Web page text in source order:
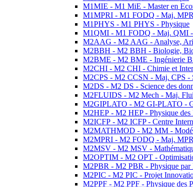
M1MIE - M1 MiE - Master en
M1MPRI - M1 FODQ - Maj.
M1PHYS - M1 PHYS - Physique
M1QMI - M1 FODQ - Maj. QMI -
M2AAG - M2 AAG - Analyse,
M2BBH - M2 BBH - Biologie,
M2BME - M2 BME - Ingénierie
M2CHI - M2 CHI - Chimie et
M2CPS - M2 CCSN - Maj. CPS -
M2DS - M2 DS - Science des
M2FLUIDS - M2 Mech - Maj.
M2GIPLATO - M2 GI-PLATO -
M2HEP - M2 HEP - Physique des
M2ICFP - M2 ICFP - Centre
M2MATHMOD - M2 MM -
M2MPRI - M2 FODQ - Maj.
M2MSV - M2 MSV -
M2OPTIM - M2 OPT -
M2PBR - M2 PBR - Physique par
M2PIC - M2 PIC - Projet
M2PPF - M2 PPF - Physique des